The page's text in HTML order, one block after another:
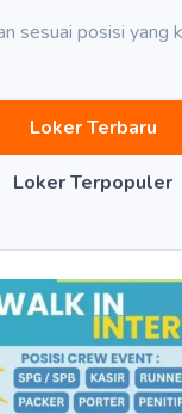
sesuai posisi yang
Loker Terbaru
Loker Terpopuler